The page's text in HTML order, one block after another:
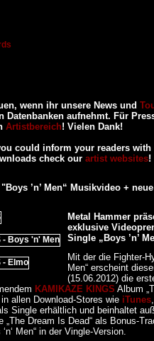
wenn ihr unsere News und
Datenbanken aufnehmt. Für
Artistbereich! Vielen Dank!
could inform your readers with
check our artist websites!
’n’ Men“ Musikvideo +
Metal Hammer
exklusive
Single „Boys ’n’
Mit der die Fighter-
Men“ erscheint
(15.06.2012) die
KAMIKAZE KINGS Album
in allen Download-Stores wie iTunes
Single erhältlich und beinhaltet
„The Dream Is Dead“ als Bonus-
Men“ in der Vingle-Version.